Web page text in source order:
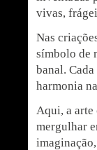
vivas,
Nas
símbolo de
banal.
harmonia
Aqui, a arte
mergulhar